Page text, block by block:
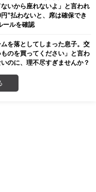
ないから座れないよ」と言われ
”払わないと、席は確保でき
ールを確認
を落としてしまった息子。交
のを買ってください」と言わ
のに、理不尽すぎませんか？